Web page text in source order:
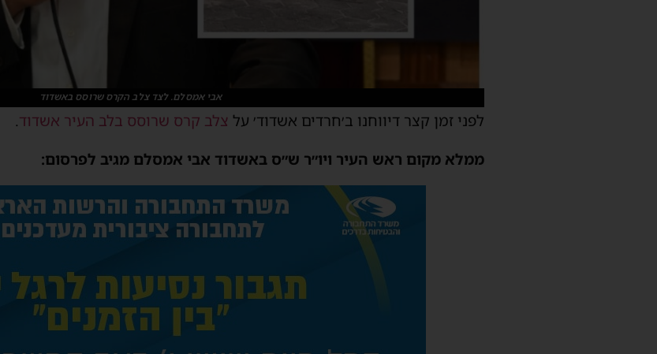
אבי אמסלם. לצד צלב הקרס שרוסס באשדוד
לפני זמן קצר דיווחנו ב׳חרדים אשדוד׳ על צלב קרס שרוסס בלב העיר אשדוד.
ממלא מקום ראש העיר ויו״ר ש״ס באשדוד אבי אמסלם מגיב לפרסום: